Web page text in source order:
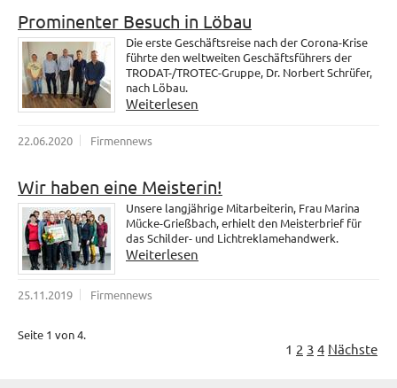
Prominenter Besuch in Löbau
Die erste Geschäftsreise nach der Corona-Krise
führte den weltweiten Geschäftsführers der
TRODAT-/TROTEC-Gruppe, Dr. Norbert Schrüfer,
nach Löbau.
Weiterlesen
22.06.2020 Firmennews
Wir haben eine Meisterin!
Unsere langjährige Mitarbeiterin, Frau Marina
Mücke-Grießbach, erhielt den Meisterbrief für
das Schilder- und Lichtreklamehandwerk.
Weiterlesen
25.11.2019 Firmennews
Seite 1 von 4.
1 2 3 4 Nächste